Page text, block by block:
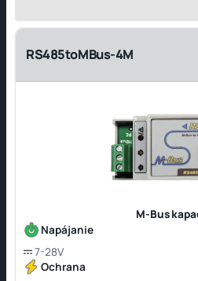
RS485toMBus-4M
M-Bus
Napájanie
7-28V
Ochrana